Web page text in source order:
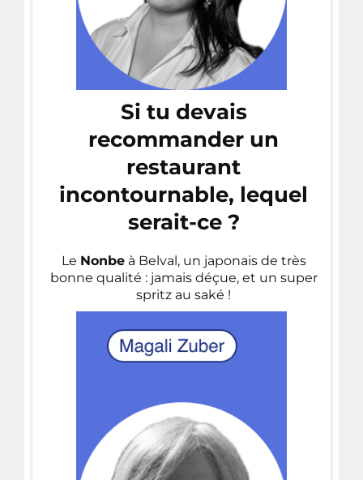
Si tu devais
recommander un
restaurant
incontournable, lequel
serait-ce ?
Le Nonbeà Belval, un japonais de très
bonne qualité : jamais déçue, et un super
spritz au saké !